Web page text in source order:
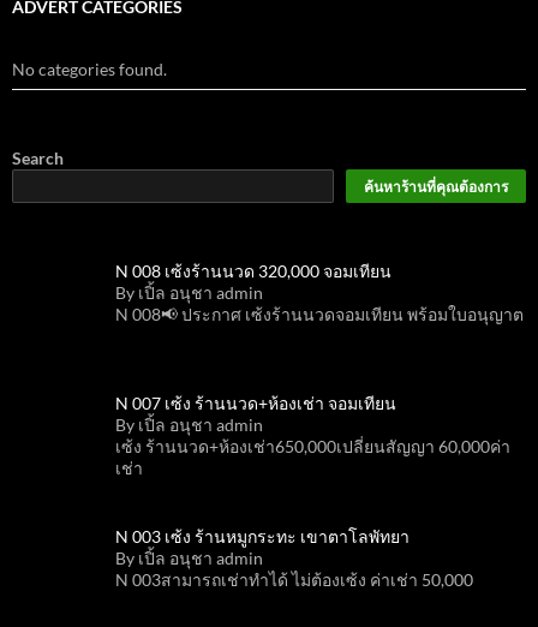
ADVERT CATEGORIES
No categories found.
Search
ค้นหาร้านที่คุณต้องการ
N 008 เซ้งร้านนวด 320,000 จอมเทียน
By เปิ้ล อนุชา admin
N 008📢 ประกาศ เซ้งร้านนวดจอมเทียน พร้อมใบอนุญาต
N 007 เซ้ง ร้านนวด+ห้องเช่า จอมเทียน
By เปิ้ล อนุชา admin
เซ้ง ร้านนวด+ห้องเช่า650,000เปลี่ยนสัญญา 60,000ค่า
เช่า
N 003 เซ้ง ร้านหมูกระทะ เขาตาโลพัทยา
By เปิ้ล อนุชา admin
N 003สามารถเช่าทำได้ ไม่ต้องเซ้ง ค่าเช่า 50,000